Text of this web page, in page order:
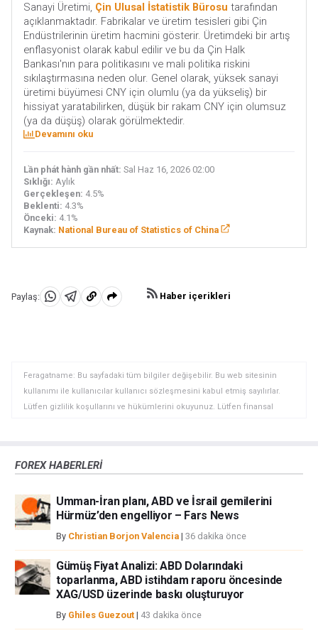
Sanayi Üretimi, Çin Ulusal İstatistik Bürosu tarafından
açıklanmaktadır. Fabrikalar ve üretim tesisleri gibi Çin
Endüstrilerinin üretim hacmini gösterir. Üretimdeki bir artış
enflasyonist olarak kabul edilir ve bu da Çin Halk
Bankası'nın para politikasını ve mali politika riskini
sıkılaştırmasına neden olur. Genel olarak, yüksek sanayi
üretimi büyümesi CNY için olumlu (ya da yükseliş) bir
hissiyat yaratabilirken, düşük bir rakam CNY için olumsuz
(ya da düşüş) olarak görülmektedir.
Devamını oku
Lần phát hành gần nhất: Sal Haz 16, 2026 02:00
Sıklığı: Aylık
Gerçekleşen: 4.5%
Beklenti: 4.3%
Önceki: 4.1%
Kaynak: National Bureau of Statistics of China
Paylaş:
WhatsApp'da
Telegram'da
Panoya
Haber içerikleri
Feragatname: Bu sayfadaki tüm bilgiler değişebilir. Bu web sitesinin
kullanımı ile kullanıcılar kullanıcı sözleşmesini kabul etmiş sayılırlar.
Lütfen gizlilik koşullarını ve hükümlerini okuyunuz. Lütfen finansal
bir alan olmayabilir. Diğer finansal araçlar içinden döviz ticaretini tercih
iştahınızı dikkatlice gözden geçiriniz. FXStreet’de ifade edilen görüşler
bireysel yazarlara aittir, fxstreet.com veya yönetimin görüşlerini ifade
etmemektedir. Bilgilerde hatalar yada eksikler bulunabilir. FXStreet
FXStreet’de verilen herhangi bir görüş, haber, araştırma, analiz, fiyatlar
veya fxstreet.comtarafından bu sitede yayınlanan bilgiler çalışanlar,
ortaklar yada katkıda bulunanlar tarafından genel piyasa yorumu olarak
verilmiştir ve yatırım danışmanlığı teşkil etmemektedir. FXStreet bu tür
FOREX HABERLERİ
Umman-İran planı, ABD ve İsrail gemilerini
Hürmüz’den engelliyor – Fars News
By Christian Borjon Valencia | 36 dakika önce
Gümüş Fiyat Analizi: ABD Dolarındaki
toparlanma, ABD istihdam raporu öncesinde
XAG/USD üzerinde baskı oluşturuyor
By Ghiles Guezout | 43 dakika önce